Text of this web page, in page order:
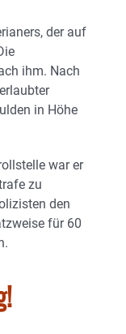
der auf
ihm. Nach
in Höhe
war er
zu
den
für 60